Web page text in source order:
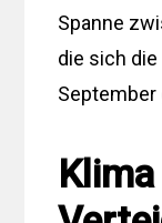
Spanne
die sich
September
Klima